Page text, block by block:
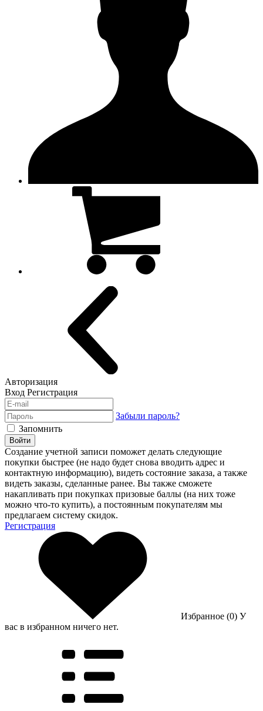
Авторизация
Вход Регистрация
Забыли пароль?
Запомнить
Войти
Создание учетной записи поможет делать следующие
покупки быстрее (не надо будет снова вводить адрес и
контактную информацию), видеть состояние заказа, а также
видеть заказы, сделанные ранее. Вы также сможете
накапливать при покупках призовые баллы (на них тоже
можно что-то купить), а постоянным покупателям мы
предлагаем систему скидок.
Регистрация
Избранное (0) У
вас в избранном ничего нет.